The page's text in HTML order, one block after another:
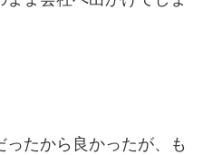
たから良かったが、も